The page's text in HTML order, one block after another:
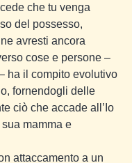
che tu venga
del possesso,
avresti ancora
cose e persone –
ha il compito evolutivo
fornendogli delle
ciò che accade all’Io
mamma e
attaccamento a un